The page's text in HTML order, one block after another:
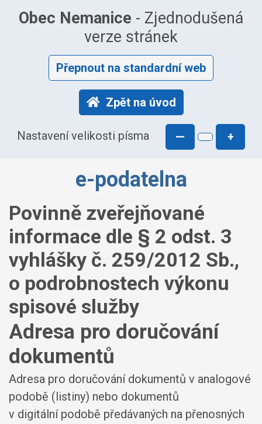
Obec Nemanice - Zjednodušená
verze stránek
Přepnout na standardní web
Zpět na úvod
Nastavení velikosti písma — +
e-podatelna
Povinně zveřejňované
informace dle § 2 odst. 3
vyhlášky č. 259/2012 Sb.,
o podrobnostech výkonu
spisové služby
Adresa pro doručování
dokumentů
Adresa pro doručování dokumentů v analogové
podobě (listiny) nebo dokumentů
v digitální podobě předávaných na přenosných